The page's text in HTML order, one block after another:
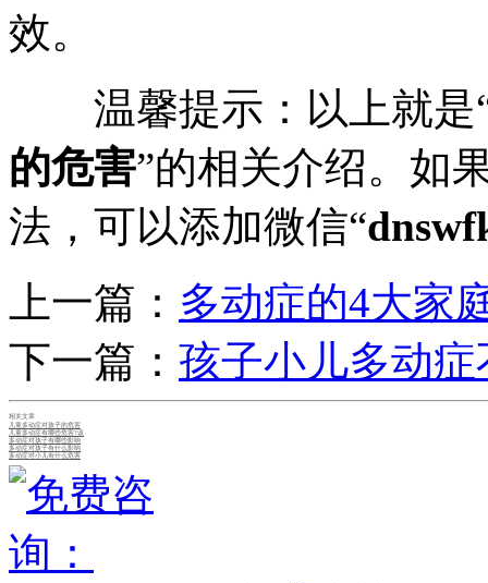
效。
温馨提示：以上就是
的危害”的相关介绍。如
法，可以添加微信“
上一篇： 多动症的4大家
下一篇： 孩子小儿多动
相关文章
儿童多动症对孩子的危害
儿童多动症有哪些危害?该
多动症对孩子有哪些影响
多动症对孩子有什么影响
多动症对小儿有什么危害